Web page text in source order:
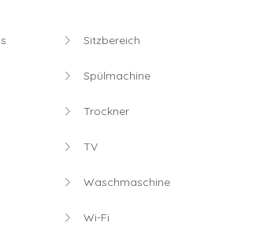
Sitzbereich
Spülmachine
Trockner
TV
Waschmaschine
Wi-Fi